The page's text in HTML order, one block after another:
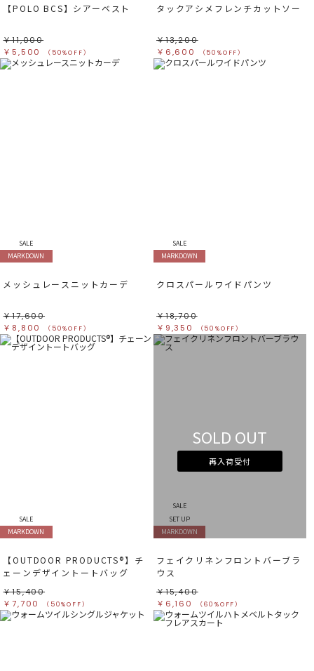
パープル パープル
レッド レッド
リセット
【POLO BCS】シアーベスト
￥11,000
￥5,500
（50%OFF）
タックアシメフレンチカットソー
￥13,200
￥6,600
（50%OFF）
SALE
MARKDOWN
メッシュレースニットカーデ
￥17,600
￥8,800
（50%OFF）
SALE
MARKDOWN
クロスパールワイドパンツ
￥18,700
￥9,350
（50%OFF）
SALE
MARKDOWN
【OUTDOOR PRODUCTS®︎】チ
ェーンデザイントートバッグ
￥15,400
￥7,700
（50%OFF）
SOLD OUT
再入荷受付
SALE
SET UP
MARKDOWN
フェイクリネンフロントバーブラ
ウス
￥15,400
￥6,160
（60%OFF）